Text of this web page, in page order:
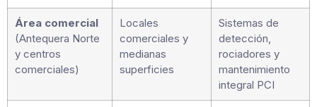
Área comercial
(Antequera Norte
y centros
comerciales)
Locales
comerciales y
medianas
superficies
Sistemas de
detección,
rociadores y
mantenimiento
integral PCI